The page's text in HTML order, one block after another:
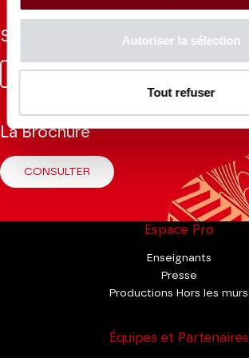
Autoriser la sélection
Tout refuser
Suivez-nous
FacebookInstagram
Tik YoutubeLinkedin
La Brochure
CONSULTER
Espace Pro
Enseignants
Presse
Productions Hors les murs
Équipes et Partenaires